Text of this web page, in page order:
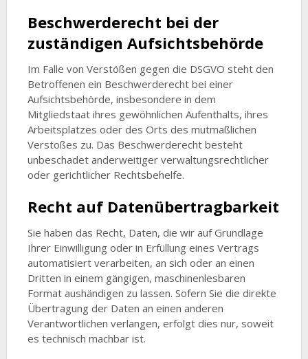
Beschwerderecht bei der
zuständigen Aufsichtsbehörde
Im Falle von Verstößen gegen die DSGVO steht den
Betroffenen ein Beschwerderecht bei einer
Aufsichtsbehörde, insbesondere in dem
Mitgliedstaat ihres gewöhnlichen Aufenthalts, ihres
Arbeitsplatzes oder des Orts des mutmaßlichen
Verstoßes zu. Das Beschwerderecht besteht
unbeschadet anderweitiger verwaltungsrechtlicher
oder gerichtlicher Rechtsbehelfe.
Recht auf Datenübertragbarkeit
Sie haben das Recht, Daten, die wir auf Grundlage
Ihrer Einwilligung oder in Erfüllung eines Vertrags
automatisiert verarbeiten, an sich oder an einen
Dritten in einem gängigen, maschinenlesbaren
Format aushändigen zu lassen. Sofern Sie die direkte
Übertragung der Daten an einen anderen
Verantwortlichen verlangen, erfolgt dies nur, soweit
es technisch machbar ist.